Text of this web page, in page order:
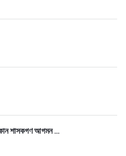
কোন শাসকগণ আগমন ...